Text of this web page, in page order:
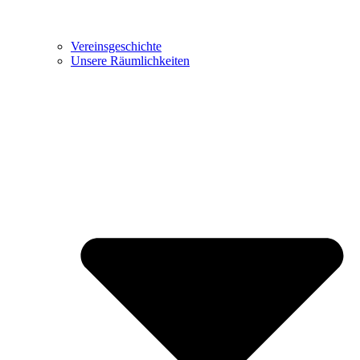
Vereinsgeschichte
Unsere Räumlichkeiten